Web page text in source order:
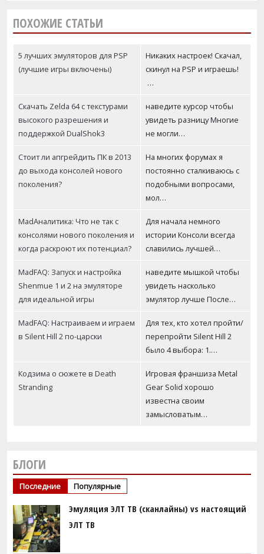
БЛОГИ
Последние Популярные
Эмуляция ЭЛТ ТВ (сканлайны) vs настоящий
ЭЛТ ТВ
ПОХОЖИЕ СТАТЬИ
5 лучших эмуляторов для PSP
(лучшие игры включены)
Никаких настроек! Скачал,
скинул на PSP и играешь!
…
Скачать Zelda 64 с текстурами
высокого разрешения и
поддержкой DualShok3
наведите курсор чтобы
увидеть разницу Многие
не могли…
Стоит ли апгрейдить ПК в 2013
до выхода консолей нового
поколения?
На многих форумах я
постоянно сталкиваюсь с
подобными вопросами,
мол…
MadАналитика: Что не так с
консолями нового поколения и
когда раскроют их потенциал?
Для начала немного
истории Консоли всегда
славились лучшей…
MadFAQ: Запуск и настройка
Shenmue 1 и 2 на эмуляторе
для идеальной игры
наведите мышкой чтобы
увидеть насколько
эмулятор лучше После…
MadFAQ: Настраиваем и играем
в Silent Hill 2 по-царски
Для тех, кто хотел пройти/
перепройти Silent Hill 2
было 4 выбора: 1.…
Кодзима о сюжете в Death
Stranding
Игровая франшиза Metal
Gear Solid хорошо
известна своим
замысловатым…